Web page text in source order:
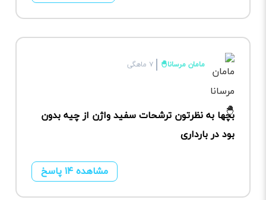
مامان مرسانا🐣 ۷ ماهگی
بچها به نظرتون ترشحات سفید واژن از چیه بدون
بود در بارداری
مشاهده ۱۴ پاسخ